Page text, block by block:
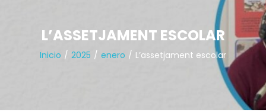
L’ASSETJAMENT ESCOLAR
Inicio 2025 enero L’assetjament escolar